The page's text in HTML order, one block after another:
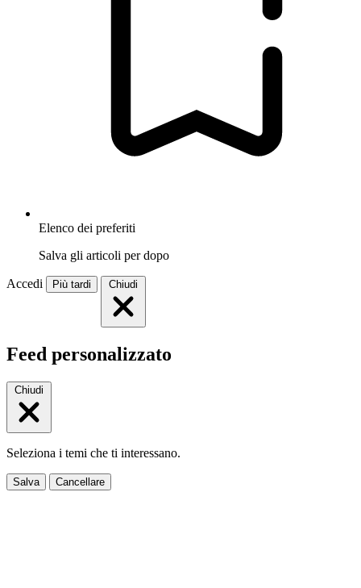
Elenco dei preferiti
Salva gli articoli per dopo
Accedi Più tardi Chiudi
Feed personalizzato
Chiudi
Seleziona i temi che ti interessano.
Salva Cancellare